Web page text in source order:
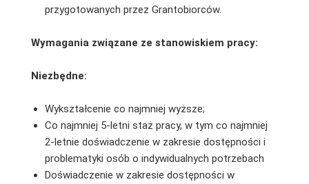
przygotowanych przez Grantobiorców.
Wymagania związane ze stanowiskiem pracy:
Niezbędne:
Wykształcenie co najmniej wyższe;
Co najmniej 5-letni staż pracy, w tym co najmniej
2-letnie doświadczenie w zakresie dostępności i
problematyki osób o indywidualnych potrzebach
Doświadczenie w zakresie dostępności w